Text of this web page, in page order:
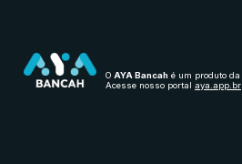
O AYA Bancah é um produto da
Acesse nosso portal aya.app.br